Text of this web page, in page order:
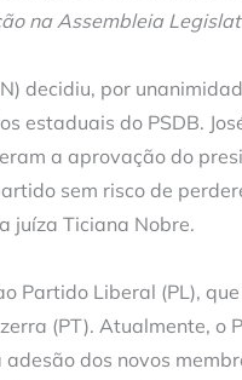
na Assembleia
decidiu, por
estaduais do PSDB.
a aprovação do
sem risco de
juíza Ticiana Nobre.
Partido Liberal (PL),
(PT). Atualmente, o
dos novos